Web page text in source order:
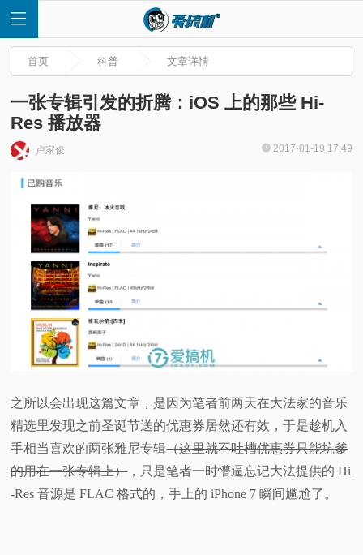
首
页
频
科
首页 科普 文章详情
一张专辑引发的折腾：iOS 上的那些 Hi-
Res 播放器
卢家俊 2017-01-19 17:49
之所以会出现这篇文章，是因为笔者前两天在大法家的音乐
精选里发现之前圣诞节送的优惠券居然还有效，于是趁机入
手相当喜欢的两张雅尼专辑（这里就不吐槽优惠券只能坑爹
的用在一张专辑上），只是笔者一时懵逼忘记大法提供的 Hi
-Res 音源是 FLAC 格式的，手上的 iPhone 7 瞬间尴尬了。